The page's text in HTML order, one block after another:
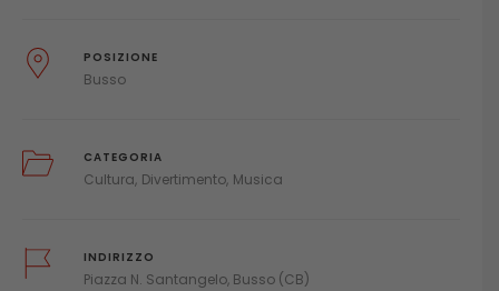
POSIZIONE
Busso
CATEGORIA
Cultura Divertimento Musica
INDIRIZZO
Piazza N. Santangelo, Busso (CB)